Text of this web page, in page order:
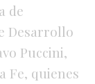
de
Desarrollo
Puccini,
Fe, quienes